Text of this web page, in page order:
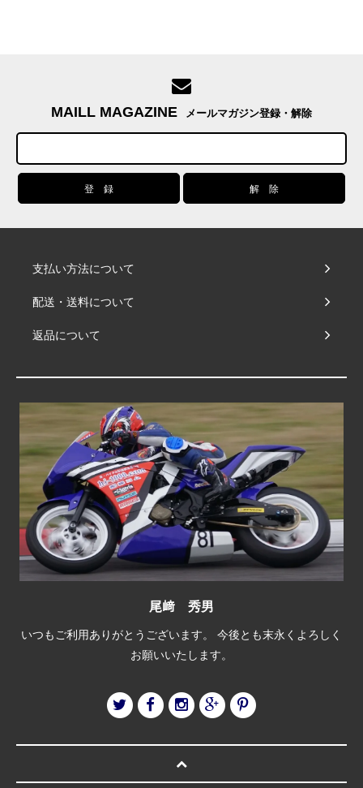
MAILL MAGAZINE メールマガジン登録・解除
支払い方法について
配送・送料について
返品について
尾﨑 秀男
いつもご利用ありがとうございます。 今後とも末永くよろしく
お願いいたします。